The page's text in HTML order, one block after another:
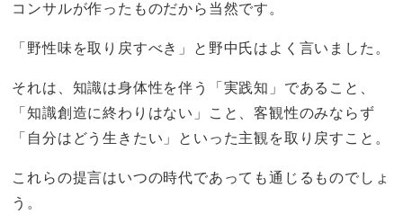
コンサルが作ったものだから当然です。
「野性味を取り戻すべき」と野中氏はよく言いました。
それは、知識は身体性を伴う「実践知」であること、
「知識創造に終わりはない」こと、客観性のみならず
「自分はどう生きたい」といった主観を取り戻すこと。
これらの提言はいつの時代であっても通じるものでしょ
う。